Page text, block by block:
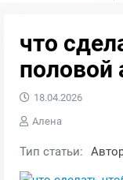
что
половой
18.04.2026
Алена
Тип статьи: